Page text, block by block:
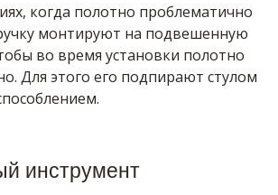
когда полотно проблематично
монтируют на подвешенную
во время установки полотно
Для этого его подпирают стулом
инструмент